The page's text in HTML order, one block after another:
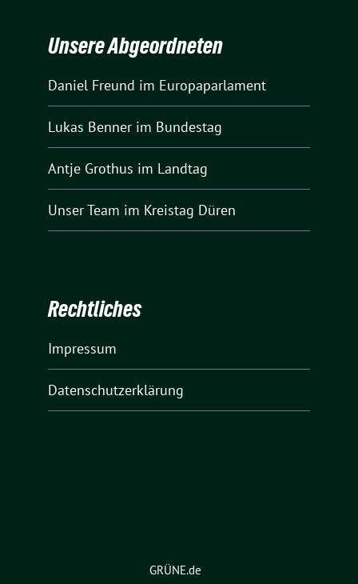
Unsere Abgeordneten
Daniel Freund im Europaparlament
Lukas Benner im Bundestag
Antje Grothus im Landtag
Unser Team im Kreistag Düren
Rechtliches
Impressum
Datenschutzerklärung
GRÜNE.de